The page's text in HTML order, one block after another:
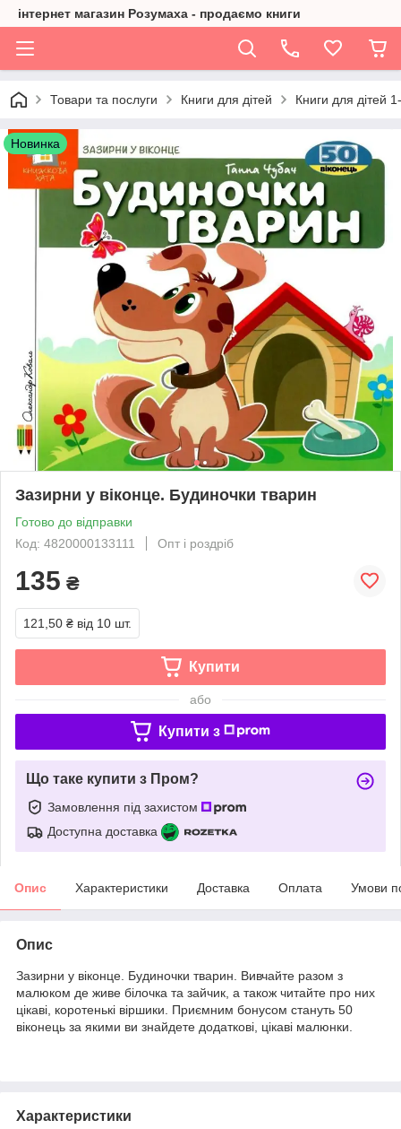
інтернет магазин Розумаха - продаємо книги
Товари та послуги Книги для дітей Книги для дітей
Новинка
Зазирни у віконце. Будиночки тварин
Готово до відправки
Код: 4820000133111
Опт і роздріб
135 ₴
121,50 ₴ від 10 шт.
Купити
або
Купити з
Що таке купити з Пром?
Замовлення під захистом
Доступна доставка
Опис Характеристики Доставка Оплата Умови
Опис
Зазирни у віконце. Будиночки тварин. Вивчайте разом з
малюком де живе білочка та зайчик, а також читайте про них
цікаві, коротенькі віршики. Приємним бонусом стануть 50
віконець за якими ви знайдете додаткові, цікаві малюнки.
Характеристики